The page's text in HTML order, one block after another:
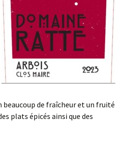
beaucoup de fraîcheur et un fruité
plats épicés ainsi que des